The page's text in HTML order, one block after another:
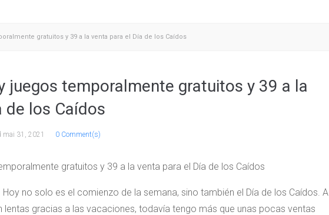
gratuitos y 39 a la venta para el Día de los Caídos
juegos temporalmente gratuitos y 39 a la
de los Caídos
mai 31, 2021 0 Comment(s)
no solo es el comienzo de la semana, sino también el Día de los Caídos. A
lentas gracias a las vacaciones, todavía tengo más que unas pocas ventas